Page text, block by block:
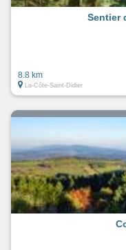
Sentier
8.8 km
La-Côte-Saint-Didier